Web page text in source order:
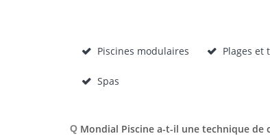
Piscines modulaires Plages et
Spas
Q Mondial Piscine a-t-il une technique